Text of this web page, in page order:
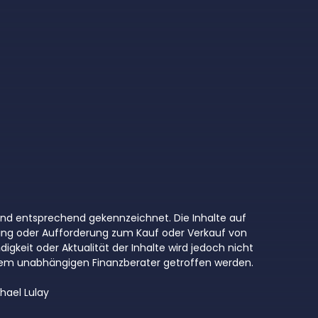
entsprechend gekennzeichnet. Die Inhalte auf
oder Aufforderung zum Kauf oder Verkauf von
oder Aktualität der Inhalte wird jedoch nicht
unabhängigen Finanzberater getroffen werden.
Lulay